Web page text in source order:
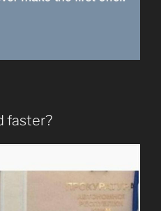
faster?